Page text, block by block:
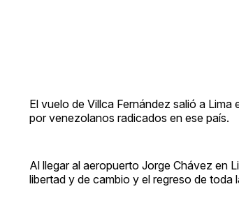
El vuelo de Villca Fernández salió a
por venezolanos radicados en ese país.
Al llegar al aeropuerto Jorge Chávez en
libertad y de cambio y el regreso de toda